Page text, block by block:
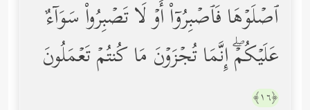
ٱصۡلَوۡهَا فَٱصۡبِرُوۤاْ أَوۡ لَا تَصۡبِرُواْ سَوَاۤءٌ
عَلَیۡكُمۡۖ إِنَّمَا تُجۡزَوۡنَ مَا كُنتُمۡ تَعۡمَلُونَ
﴿١٦﴾